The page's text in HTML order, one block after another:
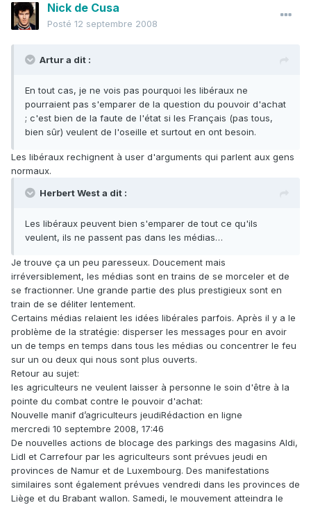
Nick de Cusa
Posté 12 septembre 2008
Artur a dit :
En tout cas, je ne vois pas pourquoi les libéraux ne
pourraient pas s'emparer de la question du pouvoir d'achat
; c'est bien de la faute de l'état si les Français (pas tous,
bien sûr) veulent de l'oseille et surtout en ont besoin.
Les libéraux rechignent à user d'arguments qui parlent aux gens
normaux.
Herbert West a dit :
Les libéraux peuvent bien s'emparer de tout ce qu'ils
veulent, ils ne passent pas dans les médias…
Je trouve ça un peu paresseux. Doucement mais
irréversiblement, les médias sont en trains de se morceler et de
se fractionner. Une grande partie des plus prestigieux sont en
train de se déliter lentement.
Certains médias relaient les idées libérales parfois. Après il y a le
problème de la stratégie: disperser les messages pour en avoir
un de temps en temps dans tous les médias ou concentrer le feu
sur un ou deux qui nous sont plus ouverts.
Retour au sujet:
les agriculteurs ne veulent laisser à personne le soin d'être à la
pointe du combat contre le pouvoir d'achat:
Nouvelle manif d’agriculteurs jeudiRédaction en ligne
mercredi 10 septembre 2008, 17:46
De nouvelles actions de blocage des parkings des magasins Aldi,
Lidl et Carrefour par les agriculteurs sont prévues jeudi en
provinces de Namur et de Luxembourg. Des manifestations
similaires sont également prévues vendredi dans les provinces de
Liège et du Brabant wallon. Samedi, le mouvement atteindra le